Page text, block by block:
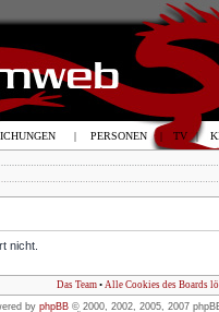
nicht.
Das Team • Alle Cookies des Boards
by phpBB © 2000, 2002, 2005, 2007
| PERSONEN | TV |